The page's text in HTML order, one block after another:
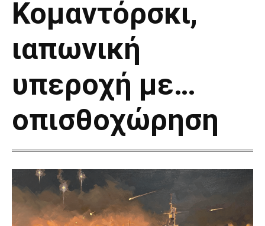
Κομαντόρσκι,
ιαπωνική
υπεροχή με…
οπισθοχώρηση